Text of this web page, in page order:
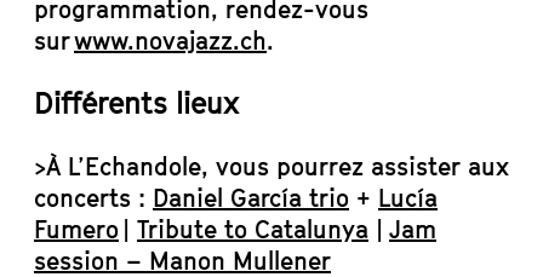
programmation, rendez-vous
surwww.novajazz.ch.
Différents lieux
>À L’Echandole, vous pourrez assister aux
concerts : Daniel García trio + Lucía
Fumero
Tribute to Catalunya
Jam
session – Manon Mullener